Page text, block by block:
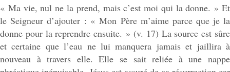
« Ma vie, nul ne la prend, mais c’est moi qui la donne. » Et
le Seigneur d’ajouter : « Mon Père m’aime parce que je la
donne pour la reprendre ensuite. » (v. 17) La source est sûre
et certaine que l’eau ne lui manquera jamais et jaillira à
nouveau à travers elle. Elle se sait reliée à une nappe